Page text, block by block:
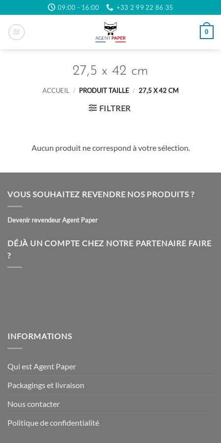
au
contenu
09:00 - 16:00 +33 2 99 22 86 35
0
27,5 x 42 cm
ACCUEIL / PRODUIT TAILLE / 27,5 X 42 CM
FILTRER
Aucun produit ne correspond à votre sélection.
VOUS SOUHAITEZ REVENDRE NOS PRODUITS ?
Devenir revendeur Agent Paper
DÉJÀ UN COMPTE CHEZ NOTRE PARTENAIRE FAIRE
?
INFORMATIONS
Qui est Agent Paper
Packagings et livraison
Nous contacter
Politique de confidentialité